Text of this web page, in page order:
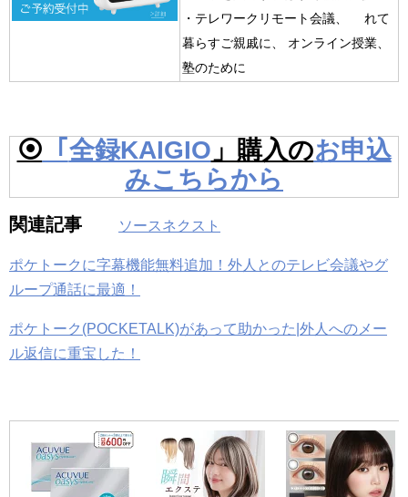
・テレワークリモート会議、 離れて
暮らすご親戚に、 オンライン授業、
塾のために
⦿ 「 全録KAIGIO 」購入のお申込
みこちらから
関連記事 ソースネクスト
ポケトークに字幕機能無料追加！外人とのテレビ会議やグ
ループ通話に最適！
ポケトーク(POCKETALK)があって助かった|外人へのメー
ル返信に重宝した！